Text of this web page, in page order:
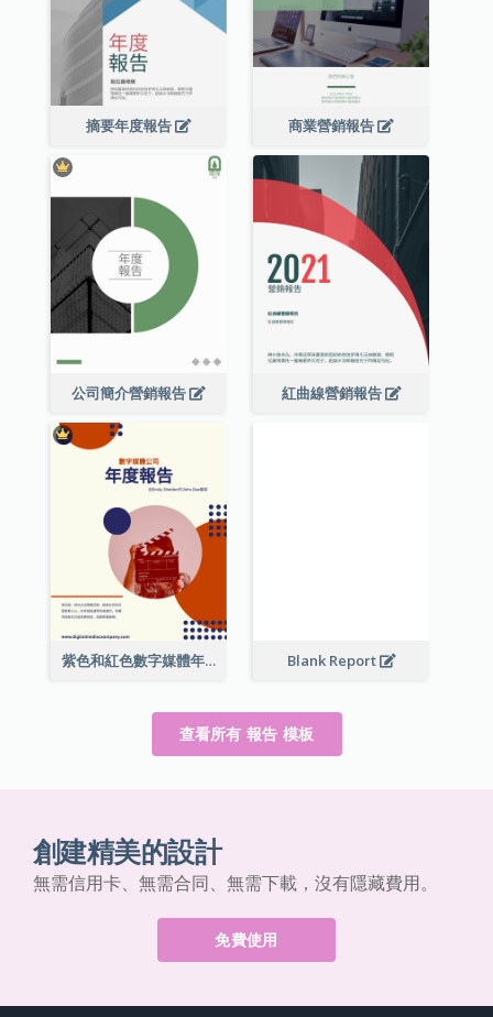
摘要年度報告 商業營銷報告
公司簡介營銷報告 紅曲線營銷報告
紫色和紅色數字媒體年度報告 Blank Report
查看所有 報告 模板
創建精美的設計
無需信用卡、無需合同、無需下載，沒有隱藏費用。
免費使用